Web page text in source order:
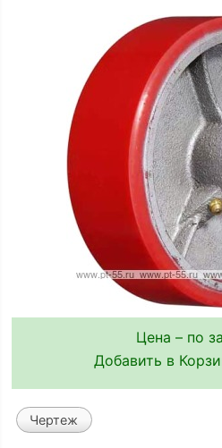
Цена – по
Добавить в
Чертеж